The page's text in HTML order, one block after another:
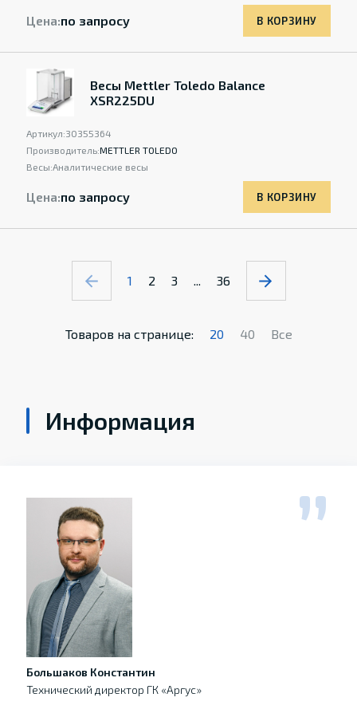
Цена:по запросу В КОРЗИНУ
Весы Mettler Toledo Balance
XSR225DU
Артикул:30355364
Производитель:METTLER TOLEDO
Весы:Аналитические весы
Цена:по запросу В КОРЗИНУ
1 2 3 ... 36
Товаров на странице: 20 40 Все
Информация
Большаков Константин
Технический директор ГК «Аргус»